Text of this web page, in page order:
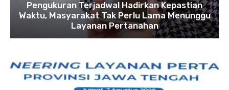
Pengukuran Terjadwal Hadirkan Kepastian
Waktu, Masyarakat Tak Perlu Lama Menunggu
Layanan Pertanahan